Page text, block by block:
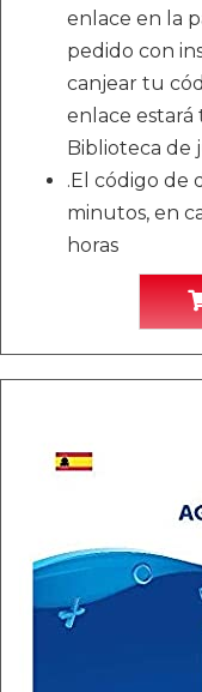
enlace en la
pedido con
canjear tu
enlace
Biblioteca de
.El código de
minutos, en
horas